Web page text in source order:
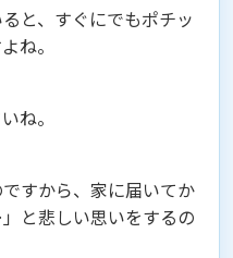
と、すぐにでもポチッ
ね。
ね。
すから、家に届いてか
と悲しい思いをするの